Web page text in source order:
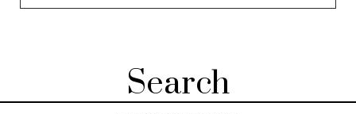
Search